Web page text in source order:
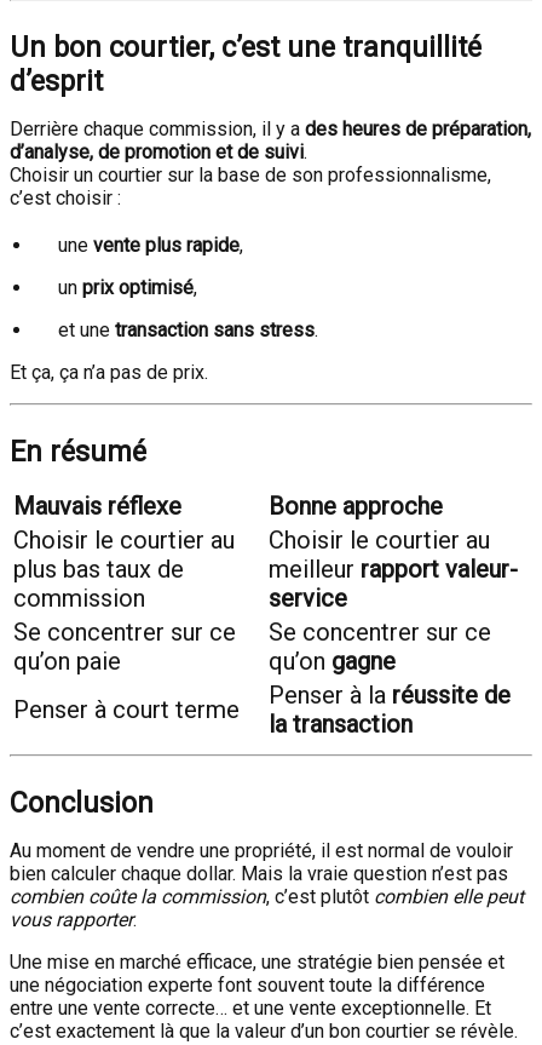
Un bon courtier, c’est une tranquillité
d’esprit
Derrière chaque commission, il y a des heures de préparation,
d’analyse, de promotion et de suivi.
Choisir un courtier sur la base de son professionnalisme,
c’est choisir :
une vente plus rapide,
un prix optimisé,
et une transaction sans stress.
Et ça, ça n’a pas de prix.
En résumé
Mauvais réflexe
Bonne approche
Choisir le courtier au
plus bas taux de
commission
Choisir le courtier au
meilleur rapport valeur-
service
Se concentrer sur ce
qu’on paie
Se concentrer sur ce
qu’on gagne
Penser à court terme
Penser à la réussite de
la transaction
Conclusion
Au moment de vendre une propriété, il est normal de vouloir
bien calculer chaque dollar. Mais la vraie question n’est pas
combien coûte la commission, c’est plutôt combien elle peut
vous rapporter.
Une mise en marché efficace, une stratégie bien pensée et
une négociation experte font souvent toute la différence
entre une vente correcte… et une vente exceptionnelle. Et
c’est exactement là que la valeur d’un bon courtier se révèle.